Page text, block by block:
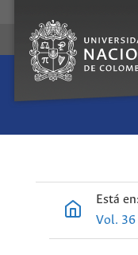
Está en:
Vol. 36